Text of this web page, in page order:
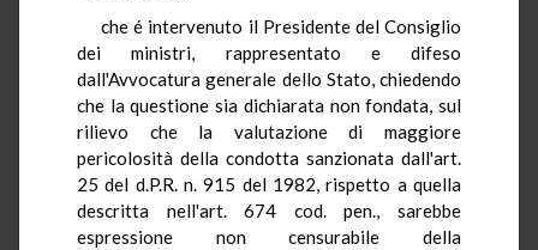
che é intervenuto il Presidente del Consiglio
dei ministri, rappresentato e difeso
dall'Avvocatura generale dello Stato, chiedendo
che la questione sia dichiarata non fondata, sul
rilievo che la valutazione di maggiore
pericolosità della condotta sanzionata dall'art.
25 del d.P.R. n. 915 del 1982, rispetto a quella
descritta nell'art. 674 cod. pen., sarebbe
espressione non censurabile della